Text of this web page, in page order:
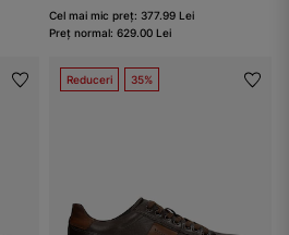
Cel mai mic preț: 377.99 Lei
Preț normal: 629.00 Lei
Reduceri 35%